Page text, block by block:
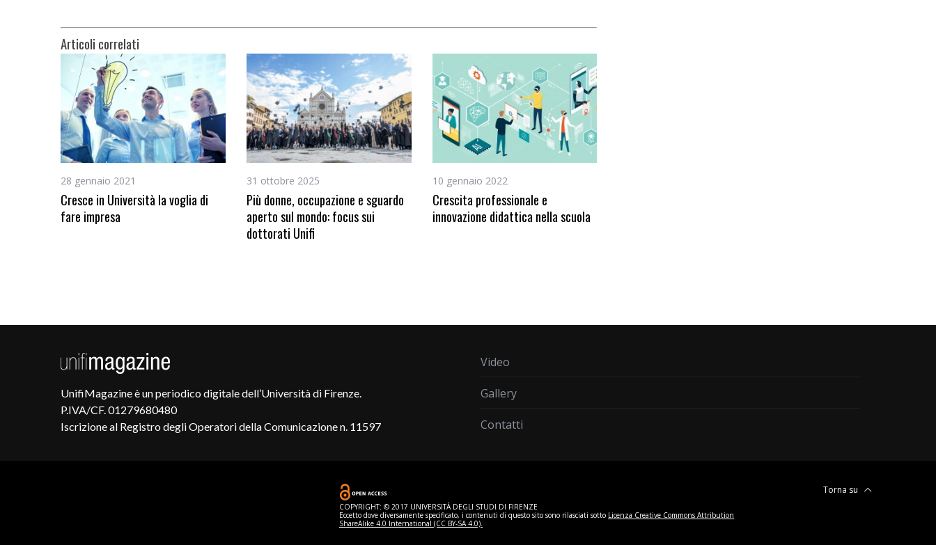
Articoli correlati
28 gennaio 2021
Cresce in Università la voglia di
fare impresa
31 ottobre 2025
Più donne, occupazione e sguardo
aperto sul mondo: focus sui
dottorati Unifi
10 gennaio 2022
Crescita professionale e
innovazione didattica nella scuola
UnifiMagazine è un periodico digitale dell’Università di Firenze.
P.IVA/CF. 01279680480
Iscrizione al Registro degli Operatori della Comunicazione n. 11597
Video
Gallery
Contatti
COPYRIGHT: © 2017 UNIVERSITÀ DEGLI STUDI DI FIRENZE
Eccetto dove diversamente specificato, i contenuti di questo sito sono rilasciati sotto Licenza Creative Commons Attribution
ShareAlike 4.0 International (CC BY-SA 4.0).
Torna su